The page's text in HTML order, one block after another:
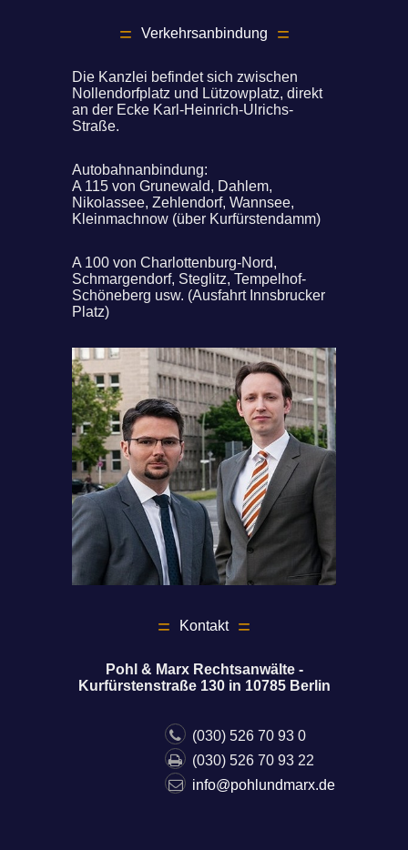
Verkehrsanbindung
Die Kanzlei befindet sich zwischen
Nollendorfplatz und Lützowplatz, direkt
an der Ecke Karl-Heinrich-Ulrichs-
Straße.
Autobahnanbindung:
A 115 von Grunewald, Dahlem,
Nikolassee, Zehlendorf, Wannsee,
Kleinmachnow (über Kurfürstendamm)
A 100 von Charlottenburg-Nord,
Schmargendorf, Steglitz, Tempelhof-
Schöneberg usw. (Ausfahrt Innsbrucker
Platz)
Kontakt
Pohl & Marx Rechtsanwälte -
Kurfürstenstraße 130 in 10785 Berlin
(030) 526 70 93 0
(030) 526 70 93 22
info@pohlundmarx.de